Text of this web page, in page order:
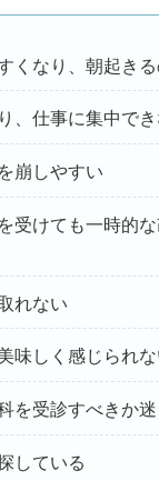
くなり、朝起き
、仕事に集中で
崩しやすい
受けても一時的
れない
味しく感じられ
を受診すべきか
している